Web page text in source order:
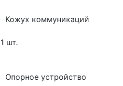
        Кожух коммуникаций
      1 шт.
        Опорное устройство